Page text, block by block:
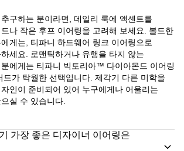
구하는 분이라면, 데일리 룩에 액센트를
나 작은 후프 이어링을 고려해 보세요. 볼드한
게는, 티파니 하드웨어 링크 이어링으로
세요. 로맨틱하거나 유행을 타지 않는
에게는 티파니 빅토리아™ 다이아몬드 이어링
드가 탁월한 선택입니다. 제각기 다른 미학을
인이 준비되어 있어 누구에게나 어울리는
실 수 있습니다.
가장 좋은 디자이너 이어링은